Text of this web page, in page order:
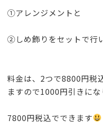
k
①アレンジメントと
②しめ飾りをセットで行
料金は、2つで8800円税
ますので1000円引きにな
7800円税込でできます